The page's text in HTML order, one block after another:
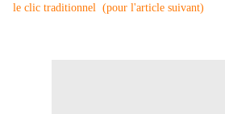
le clic traditionnel (pour l'article suivant)